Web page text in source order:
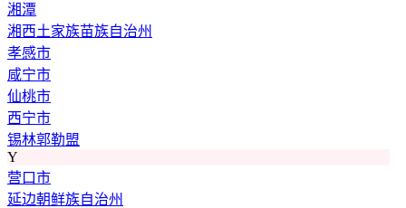
湘潭
湘西土家族苗族自治州
孝感市
咸宁市
仙桃市
西宁市
锡林郭勒盟
Y
营口市
延边朝鲜族自治州